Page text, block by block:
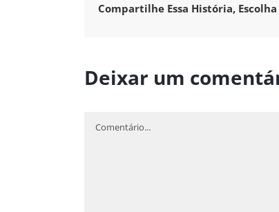
Compartilhe Essa História,
Deixar um